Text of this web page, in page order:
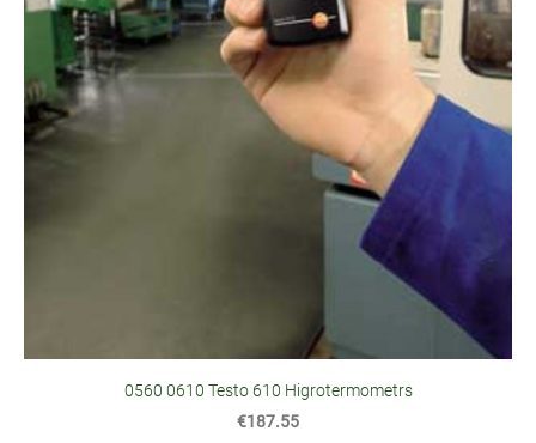
0560 0610 Testo 610 Higrotermometrs
€187.55